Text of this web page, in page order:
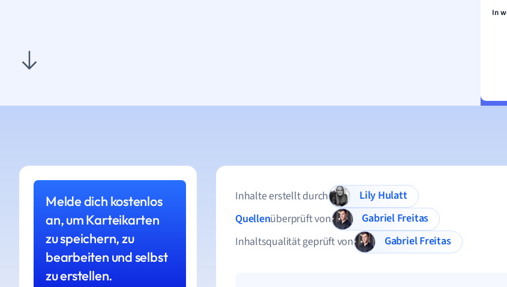
In
Melde dich kostenlos
an, um Karteikarten
zu speichern, zu
bearbeiten und selbst
zu erstellen.
Inhalte erstellt durch
Lily Hulatt
Quellenüberprüft von
Gabriel Freitas
Inhaltsqualität geprüft von
Gabriel Freitas